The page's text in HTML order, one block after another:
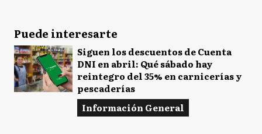
Puede interesarte
Siguen los descuentos de Cuenta
DNI en abril: Qué sábado hay
reintegro del 35% en carnicerías y
pescaderías
Información General